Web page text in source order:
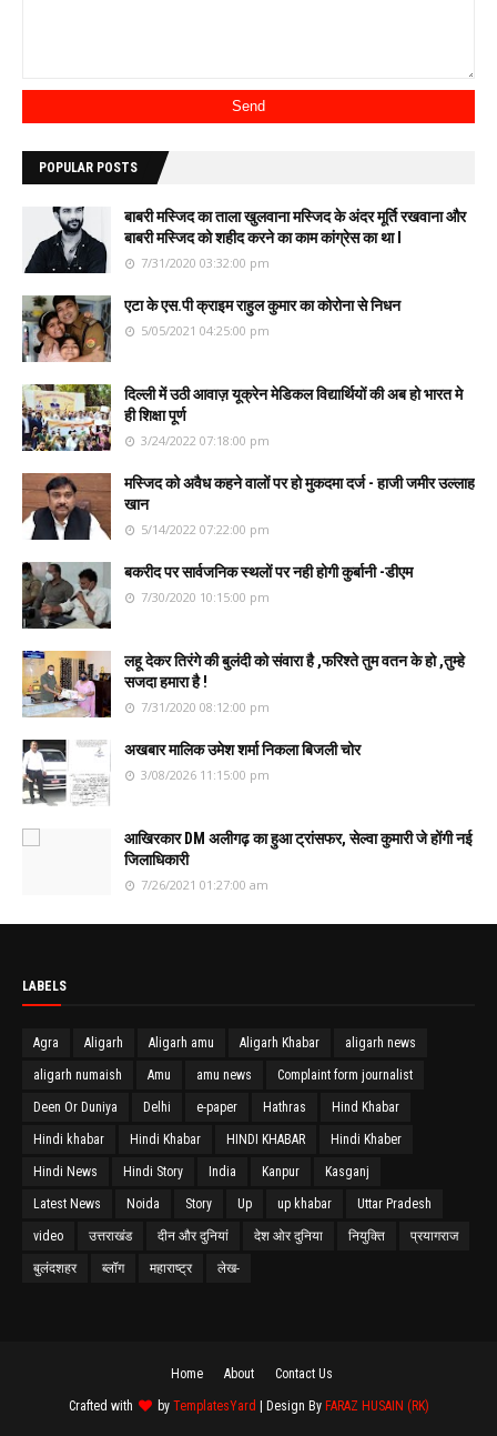
POPULAR POSTS
बाबरी मस्जिद का ताला खुलवाना मस्जिद के अंदर मूर्ति रखवाना और
बाबरी मस्जिद को शहीद करने का काम कांग्रेस का था l
7/31/2020 03:32:00 pm
एटा के एस.पी क्राइम राहुल कुमार का कोरोना से निधन
5/05/2021 04:25:00 pm
दिल्ली में उठी आवाज़ यूक्रेन मेडिकल विद्यार्थियों की अब हो भारत मे
ही शिक्षा पूर्ण
3/24/2022 07:18:00 pm
मस्जिद को अवैध कहने वालों पर हो मुकदमा दर्ज - हाजी जमीर उल्लाह
खान
5/14/2022 07:22:00 pm
बकरीद पर सार्वजनिक स्थलों पर नही होगी कुर्बानी -डीएम
7/30/2020 10:15:00 pm
लहू देकर तिरंगे की बुलंदी को संवारा है ,फरिश्ते तुम वतन के हो ,तुम्हे
सजदा हमारा है !
7/31/2020 08:12:00 pm
अखबार मालिक उमेश शर्मा निकला बिजली चोर
3/08/2026 11:15:00 pm
आखिरकार DM अलीगढ़ का हुआ ट्रांसफर, सेल्वा कुमारी जे होंगी नई
जिलाधिकारी
7/26/2021 01:27:00 am
LABELS
Agra Aligarh Aligarh amu Aligarh Khabar aligarh news
aligarh numaish Amu amu news Complaint form journalist
Deen Or Duniya Delhi e-paper Hathras Hind Khabar
Hindi khabar Hindi Khabar HINDI KHABAR Hindi Khaber
Hindi News Hindi Story India Kanpur Kasganj
Latest News Noida Story Up up khabar Uttar Pradesh
video उत्तराखंड दीन और दुनियां देश ओर दुनिया नियुक्ति प्रयागराज
बुलंदशहर ब्लॉग महाराष्ट्र लेख-
Home About Contact Us
Crafted with by TemplatesYard | Design By FARAZ HUSAIN (RK)